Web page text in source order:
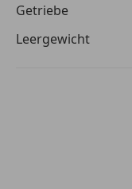
Getriebe
Leergewicht